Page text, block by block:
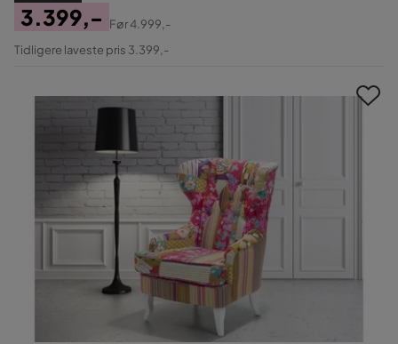
Pris
3.399,-
Original
Før4.999,-
Tidligere laveste pris 3.399,-